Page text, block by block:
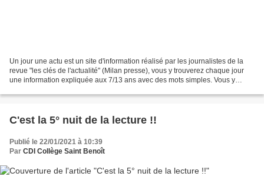
Un jour une actu est un site d'information réalisé par les journalistes de la
revue "les clés de l'actualité" (Milan presse), vous y trouverez chaque jour
une information expliquée aux 7/13 ans avec des mots simples. Vous y
C'est la 5° nuit de la lecture !!
Publié le 22/01/2021 à 10:39
Par CDI Collège Saint Benoît